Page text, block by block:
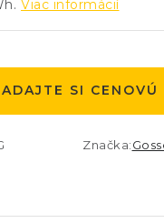
Viac informácií
SI CENOVÚ
Značka: